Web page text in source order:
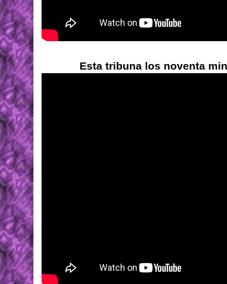
Esta tribuna los noventa